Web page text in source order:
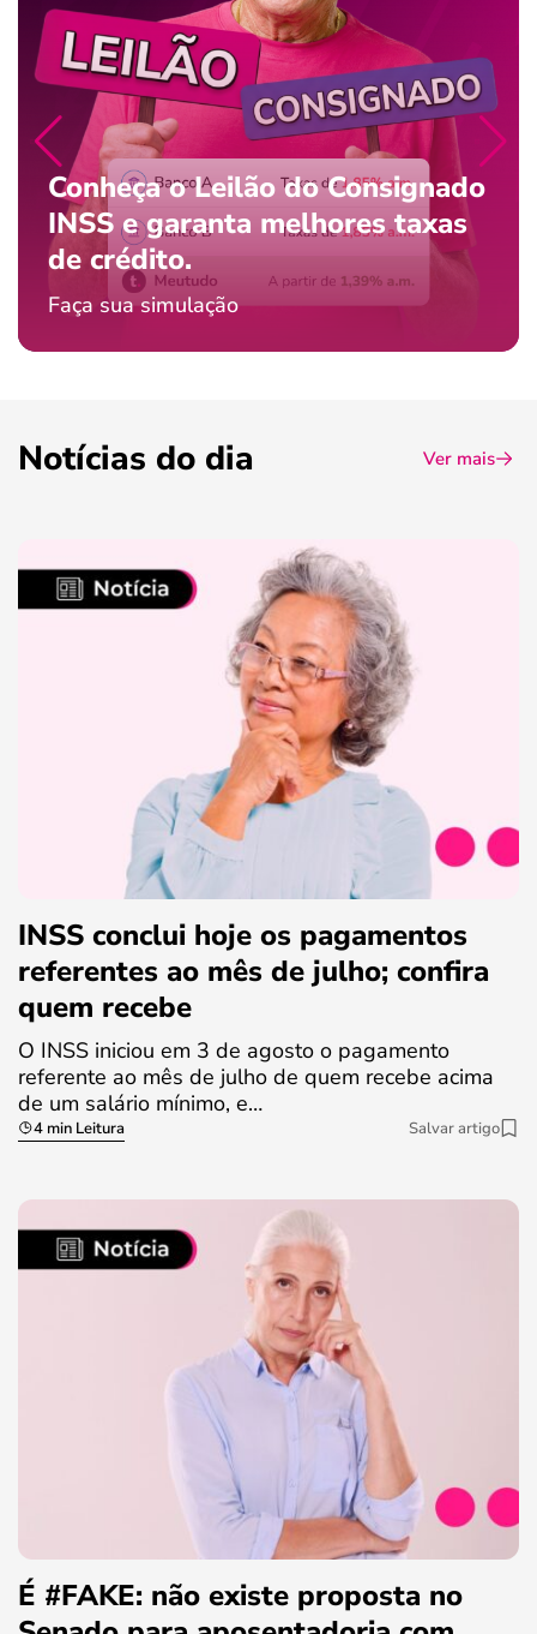
Conheça o Leilão do Consignado
INSS e garanta melhores taxas
de crédito.
Faça sua simulação
Notícias do dia Ver mais
INSS conclui hoje os pagamentos
referentes ao mês de julho; confira
quem recebe
O INSS iniciou em 3 de agosto o pagamento
referente ao mês de julho de quem recebe acima
de um salário mínimo, e…
4 min Leitura Salvar artigo
É #FAKE: não existe proposta no